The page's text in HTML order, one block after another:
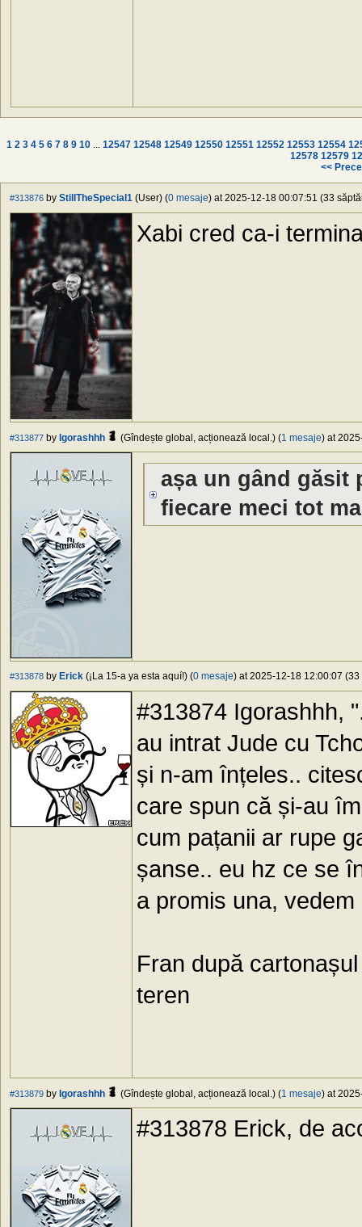
1 2 3 4 5 6 7 8 9 10 ... 12547 12548 12549 12550 12551 12552 12553 12554
12578 12579
<<
#313876 by StillTheSpecial1 (User) (0 mesaje) at 2025-12-18 00:07:51 (33
Xabi cred ca-i
#313877 by Igorashhh (Gîndește global, acționează local.) (1 mesaje) at
așa un gând găsit
fiecare meci tot
#313878 by Erick (¡La 15-a ya esta aquí!) (0 mesaje) at 2025-12-18 12:00:07
#313874 Igorashhh,
au intrat Jude cu
și n-am înțeles..
care spun că și-au
cum pațanii ar rupe
șanse.. eu hz ce se
a promis una,
Fran după
teren
#313879 by Igorashhh (Gîndește global, acționează local.) (1 mesaje) at
#313878 Erick, de